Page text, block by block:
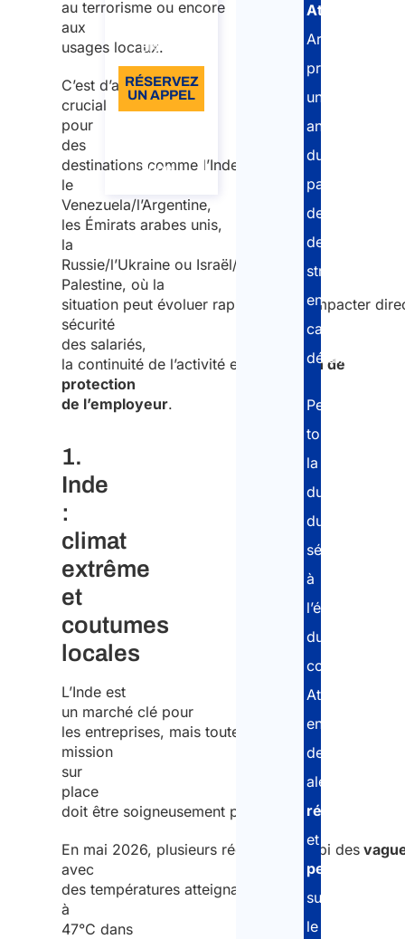
Argentine
: instabilité
et risques
sanitaires
3. Émirats
arabes
unis :
tensions
régionales,
climat et
règles
locales
Russie
risques
liés au
conflit
cours
Palestine
: sécurité
menace
terroriste
Pourquoi est-
ce essentiel pour
les employeurs ?
Comment
A&P peut vous accompagner ?
au terrorisme ou encore
aux
usages locaux.
C’est d’autant plus
crucial
pour
des
destinations comme l’Inde,
le
Venezuela/l’Argentine,
les Émirats arabes unis,
la
Russie/l’Ukraine ou Israël/la
Palestine, où la
situation peut évoluer rapidement et impacter
sécurité
des salariés,
la continuité de l’activité et
l’obligation de
protection
de l’employeur.
1.
Inde
:
climat
extrême
et
coutumes
locales
L’Inde est
un marché clé pour
les entreprises, mais toute
mission
sur
place
doit être soigneusement préparée.
En mai 2026, plusieurs régions ont subi des
avec
des températures atteignant 44
à
47°C dans
Langue:
EN
RÉSERVEZ
UN APPEL
l’appel
Atlasposting
propose
une
analyse
du
pays
de
destination,
structurée
en
catégories
détaillées.
Pendant
toute
la
durée
du
séjour
à
l’étranger
du
collaborateur,
Atlasposting
envoie
des
alertes
régulières
et
pertinentes
sur
le